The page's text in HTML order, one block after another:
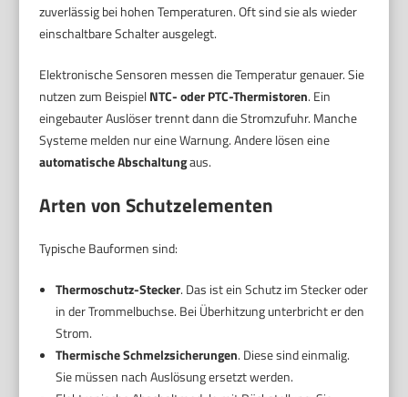
zuverlässig bei hohen Temperaturen. Oft sind sie als wieder
einschaltbare Schalter ausgelegt.
Elektronische Sensoren messen die Temperatur genauer. Sie
nutzen zum BeispielNTC- oder PTC-Thermistoren. Ein
eingebauter Auslöser trennt dann die Stromzufuhr. Manche
Systeme melden nur eine Warnung. Andere lösen eine
automatische Abschaltungaus.
Arten von Schutzelementen
Typische Bauformen sind:
Thermoschutz-Stecker. Das ist ein Schutz im Stecker oder
in der Trommelbuchse. Bei Überhitzung unterbricht er den
Strom.
Thermische Schmelzsicherungen. Diese sind einmalig.
Sie müssen nach Auslösung ersetzt werden.